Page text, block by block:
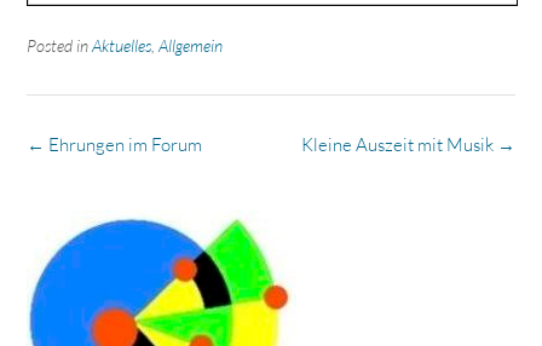
Posted inAktuelles Allgemein
Post
Kleine Auszeit mit Musik →
← Ehrungen im Forum